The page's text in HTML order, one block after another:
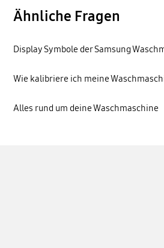
Ähnliche Fragen
Display Symbole der Samsung
Wie kalibriere ich meine
Alles rund um deine Waschmaschine